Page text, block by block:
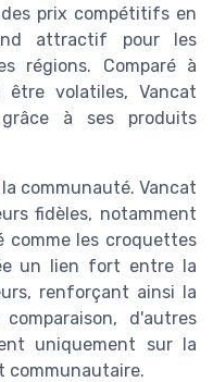
prix compétitifs en
attractif pour les
régions. Comparé à
volatiles, Vancat
à ses produits
communauté. Vancat
fidèles, notamment
comme les croquettes
un lien fort entre la
renforçant ainsi la
d'autres
uniquement sur la
communautaire.